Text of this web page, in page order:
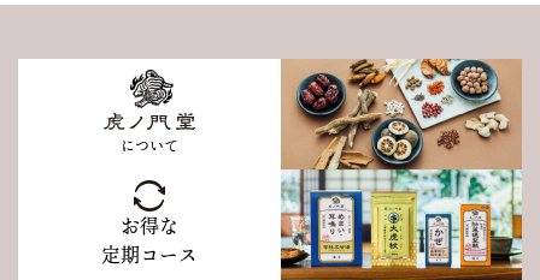
について
お得な
定期コース